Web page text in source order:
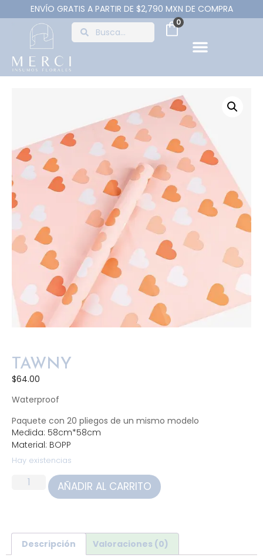
ENVÍO GRATIS A PARTIR DE $2,790 MXN DE COMPRA
0
TAWNY
$64.00
Waterproof
Paquete con 20 pliegos de un mismo modelo
Medida: 58cm*58cm
Material: BOPP
Hay existencias
AÑADIR AL CARRITO
Descripción Valoraciones (0)